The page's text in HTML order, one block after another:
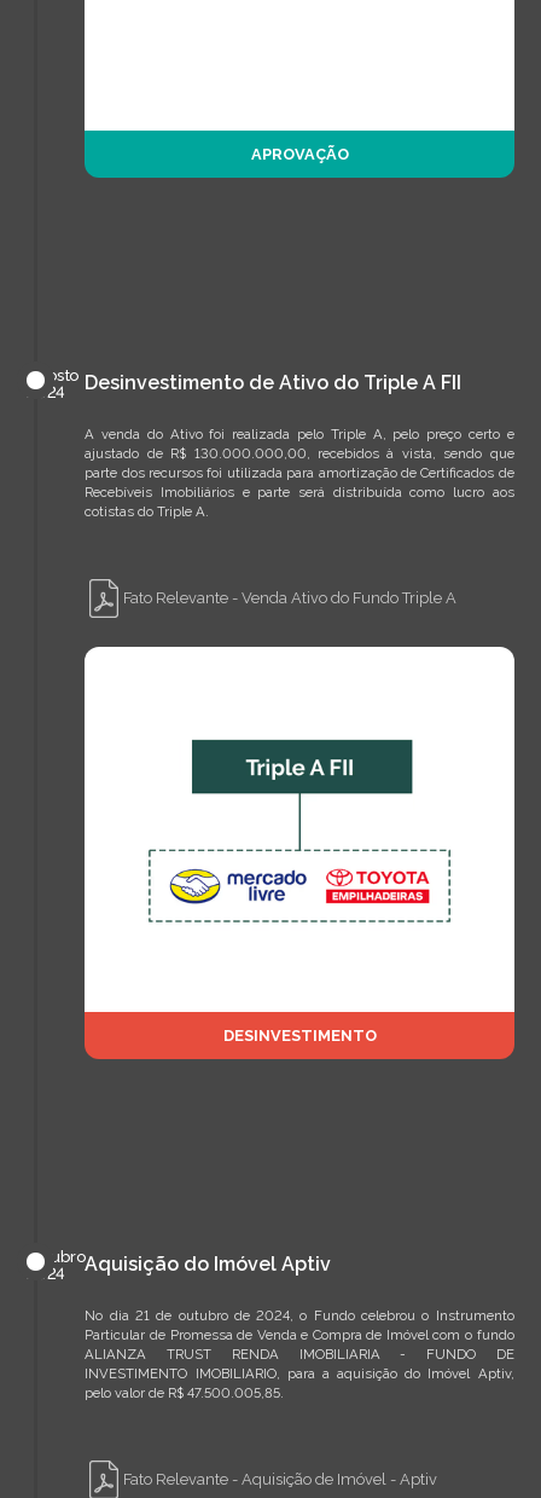
APROVAÇÃO
agosto
de
2024 Desinvestimento de Ativo do Triple A FII
A venda do Ativo foi realizada pelo Triple A, pelo preço certo e
ajustado de R$ 130.000.000,00, recebidos à vista, sendo que
parte dos recursos foi utilizada para amortização de Certificados de
Recebíveis Imobiliários e parte será distribuída como lucro aos
cotistas do Triple A.
Fato Relevante - Venda Ativo do Fundo Triple A
DESINVESTIMENTO
outubro
de
2024 Aquisição do Imóvel Aptiv
No dia 21 de outubro de 2024, o Fundo celebrou o Instrumento
Particular de Promessa de Venda e Compra de Imóvel com o fundo
ALIANZA TRUST RENDA IMOBILIARIA - FUNDO DE
INVESTIMENTO IMOBILIARIO, para a aquisição do Imóvel Aptiv,
pelo valor de R$ 47.500.005,85.
Fato Relevante - Aquisição de Imóvel - Aptiv